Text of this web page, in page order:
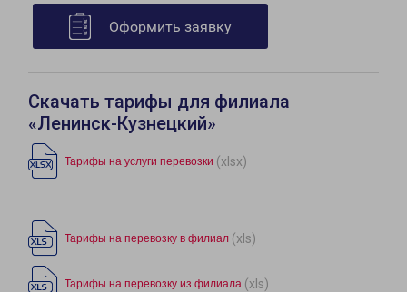
Оформить заявку
Скачать тарифы для филиала
«Ленинск-Кузнецкий»
Тарифы на услуги перевозки (xlsx)
Тарифы на перевозку в филиал (xls)
Тарифы на перевозку из филиала (xls)